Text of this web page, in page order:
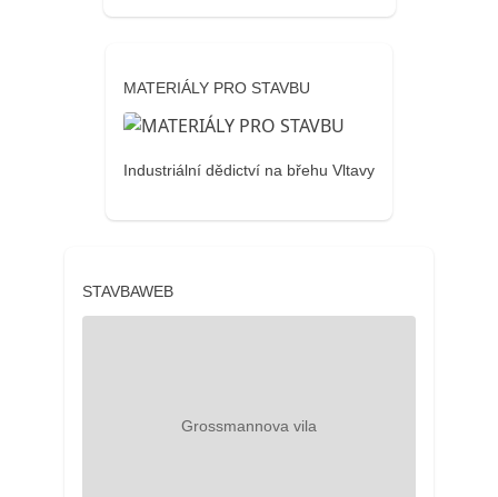
MATERIÁLY PRO STAVBU
Industriální dědictví na břehu Vltavy
STAVBAWEB